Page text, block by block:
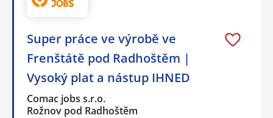
Super práce ve výrobě ve
Frenštátě pod Radhoštěm |
Vysoký plat a nástup IHNED
Comac jobs s.r.o.
Rožnov pod Radhoštěm